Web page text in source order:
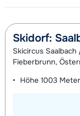
Skidorf:
Skicircus
Fieberbrunn,
Höhe 1003 Meter